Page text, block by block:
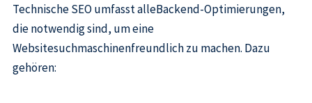
Technische SEO umfasst alleBackend-Optimierungen,
die notwendig sind, um eine
Websitesuchmaschinenfreundlich zu machen. Dazu
gehören: